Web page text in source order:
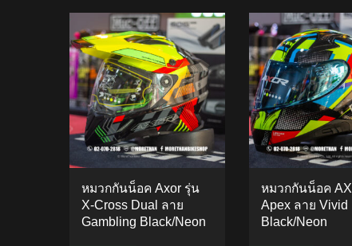
หมวกกันน็อค Axor รุ่น
X-Cross Dual ลาย
Gambling Black/Neon
หมวกกันน็อค
Apex ลาย Vivid
Black/Neon